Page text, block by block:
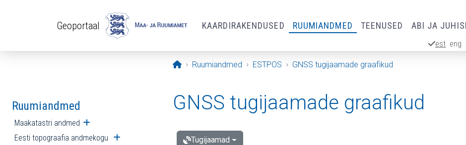
Geoportaal KAARDIRAKENDUSED RUUMIANDMED TEENUSED ABI JA
est eng
Avaleht
Ruumiandmed ESTPOS GNSS tugijaamade graafikud
Ruumiandmed
Maakatastri andmed Ava alammenüü
Eesti topograafia andmekogu Ava alammenüü
GNSS tugijaamade graafikud
Tugijaamad